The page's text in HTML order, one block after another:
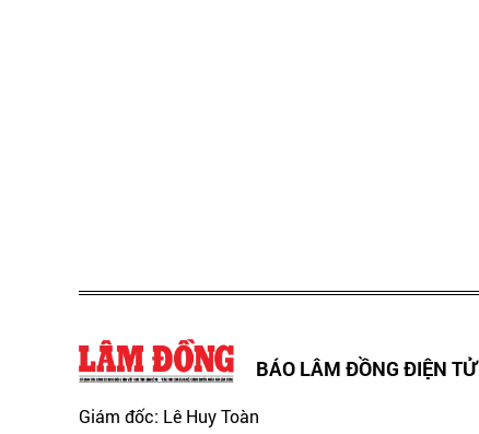
BÁO LÂM ĐỒNG ĐIỆN TỬ
Giám đốc: Lê Huy Toàn